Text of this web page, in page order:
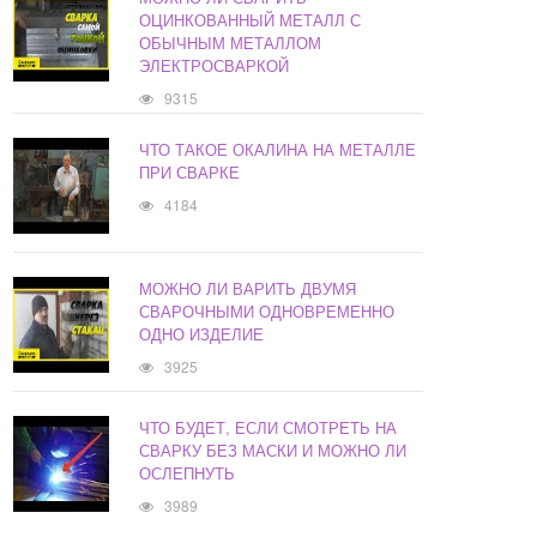
ОЦИНКОВАННЫЙ МЕТАЛЛ С
ОБЫЧНЫМ МЕТАЛЛОМ
ЭЛЕКТРОСВАРКОЙ
9315
ЧТО ТАКОЕ ОКАЛИНА НА МЕТАЛЛЕ
ПРИ СВАРКЕ
4184
МОЖНО ЛИ ВАРИТЬ ДВУМЯ
СВАРОЧНЫМИ ОДНОВРЕМЕННО
ОДНО ИЗДЕЛИЕ
3925
ЧТО БУДЕТ, ЕСЛИ СМОТРЕТЬ НА
СВАРКУ БЕЗ МАСКИ И МОЖНО ЛИ
ОСЛЕПНУТЬ
3989